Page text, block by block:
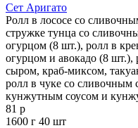
Сет Аригато
Ролл в лососе со
стружке тунца со
огурцом (8 шт.), ролл в
огурцом и авокадо (8
сыром, краб-миксом,
ролл в чуке со
кунжутным соусом и
81 р
1600 г 40 шт